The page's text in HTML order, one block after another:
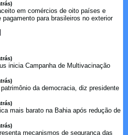
em comércios de oito países e
pagamento para brasileiros no exterior
inicia Campanha de Multivacinação
da democracia, diz presidente
mais barato na Bahia após redução de
mecanismos de segurança das